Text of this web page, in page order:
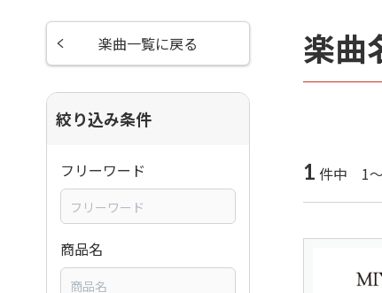
楽曲
1 件中 1
楽曲一覧に戻る
絞り込み条件
フリーワード
商品名